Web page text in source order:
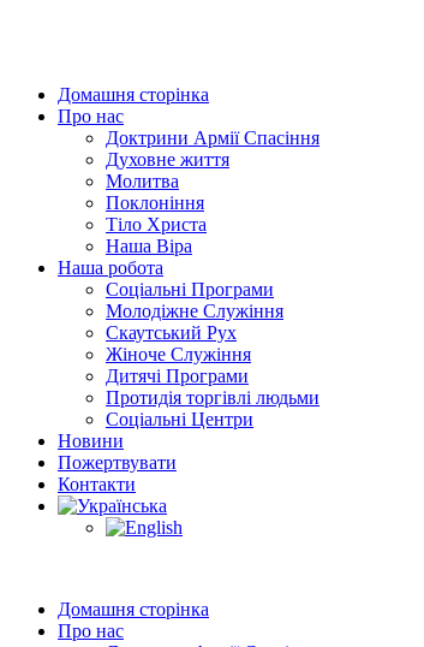
Домашня сторінка
Про нас
Доктрини Армії Спасіння
Духовне життя
Молитва
Поклоніння
Тіло Христа
Наша Віра
Наша робота
Соціальні Програми
Молодіжне Служіння
Скаутський Рух
Жіноче Cлужіння
Дитячі Програми
Протидія торгівлі людьми
Соціальні Центри
Новини
Пожертвувати
Контакти
Домашня сторінка
Про нас